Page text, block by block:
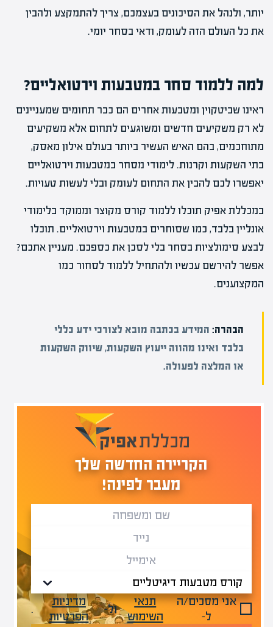
יותר, ולנהל את הסיכונים בעצמכם, צריך להתמקצע ולהבין
את כל העולם הזה לעומק, ודאי בסחר יומי.
למה ללמוד סחר במטבעות וירטואליים?
ראינו שביטקוין ומטבעות אחרים הם כבר תחומים שמעניינים
לא רק משקיעים חדשים ומשוגעים לתחום אלא משקיעים
מתוחכמים, בהם האיש העשיר ביותר בעולם אילון מאסק,
בתי השקעות וקרנות. לימודי מסחר במטבעות וירטואליים
יאפשרו לכם להבין את התחום לעומק ובלי לעשות טעויות.
במכללת אפיק תוכלו ללמוד קורס מקוצר וממוקד בלימודי
אונליין בלבד, כמו שסוחרים במטבעות וירטואליים. תוכלו
לבצע סימולציות בסחר בלי לסכן את כספכם. מעניין אתכם?
אפשר להירשם עכשיו ולהתחיל ללמוד לסחור כמו
המקצוענים.
הבהרה: המידע בכתבה מובא לצורכי ידע כללי
בלבד ואינו מהווה ייעוץ השקעות, שיווק השקעות
או המלצה לפעולה.
הקריירה החדשה שלך
מעבר לפינה!
אני מסכים/ה
ל-
תנאי
השימוש
ול-
מדיניות
הפרטיות
.